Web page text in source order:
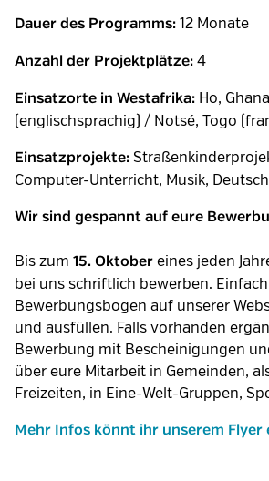
Dauer des Programms: 12 Monate
Anzahl der Projektplätze: 4
Einsatzorte in Westafrika: Ho, Ghana
(englischsprachig) / Notsé, Togo
Einsatzprojekte:
Computer-Unterricht, Musik,
Wir sind gespannt auf eure
Bis zum 15. Oktober eines jeden
bei uns schriftlich bewerben.
Bewerbungsbogen auf unserer
und ausfüllen. Falls vorhanden
Bewerbung mit Bescheinigungen
über eure Mitarbeit in Gemeinden,
Freizeiten, in Eine-Welt-Gruppen,
Mehr Infos könnt ihr unserem Flyer